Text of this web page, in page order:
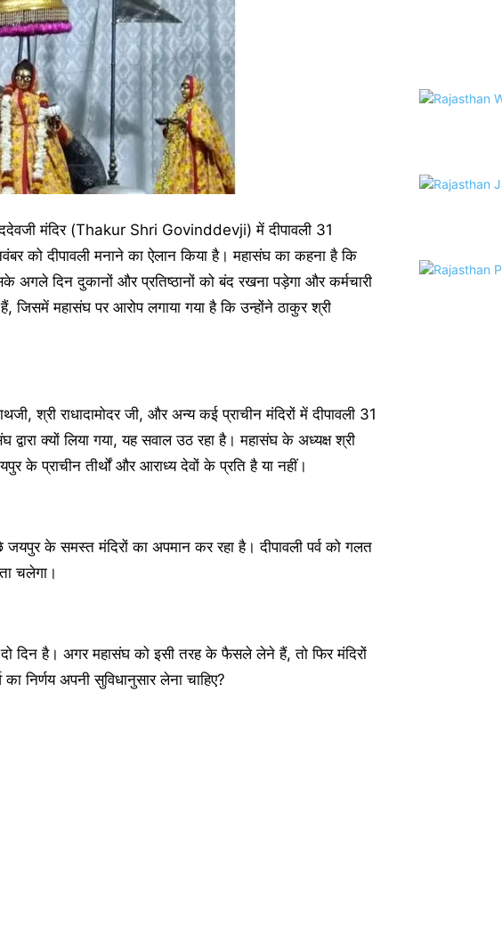
मंदिर (Thakur Shri Govinddevji) में दीपावली 31
को दीपावली मनाने का ऐलान किया है। महासंघ का कहना है कि
अगले दिन दुकानों और प्रतिष्ठानों को बंद रखना पड़ेगा और कर्मचारी
जिसमें महासंघ पर आरोप लगाया गया है कि उन्होंने ठाकुर श्री
श्री राधादामोदर जी, और अन्य कई प्राचीन मंदिरों में दीपावली 31
द्वारा क्यों लिया गया, यह सवाल उठ रहा है। महासंघ के अध्यक्ष श्री
के प्राचीन तीर्थों और आराध्य देवों के प्रति है या नहीं।
के समस्त मंदिरों का अपमान कर रहा है। दीपावली पर्व को गलत
चलेगा।
दिन है। अगर महासंघ को इसी तरह के फैसले लेने हैं, तो फिर मंदिरों
निर्णय अपनी सुविधानुसार लेना चाहिए?